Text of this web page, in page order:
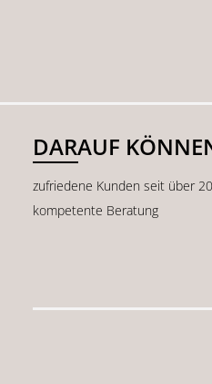
DARAUF
zufriedene Kunden seit über
kompetente Beratung